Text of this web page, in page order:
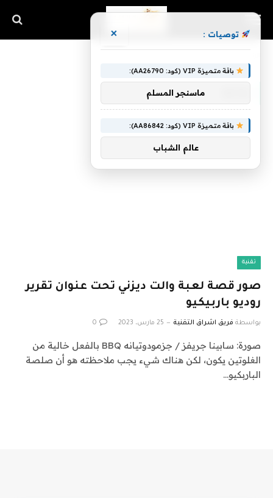
تقنية
صور قصة لعبة والت ديزني تحت عنوان تقرير
روديو باربيكيو
بواسطة فريق اشراق التقنية 25 مارس، 2023 0
صورة: سابينا جريفز / جزمودوتيانه BBQ بالفعل خالية من
الغلوتين يكون، لكن هناك شيء يجب ملاحظته هو أن صلصة
الباربكيو…
توصيات : ×
باقة متميزة VIP (كود: AA26790):
ماسنجر المسلم
باقة متميزة VIP (كود: AA86842):
عالم الشباب